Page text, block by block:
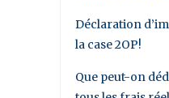
Déclaration
la case 2OP!
Que peut-on